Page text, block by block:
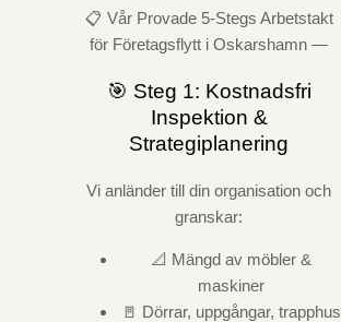
📋 Vår Provade 5-Stegs Arbetstakt
för Företagsflytt i Oskarshamn —
🎯 Steg 1: Kostnadsfri
Inspektion &
Strategiplanering
Vi anländer till din organisation och
granskar:
📐 Mängd av möbler &
maskiner
🚪 Dörrar, uppgångar, trapphus